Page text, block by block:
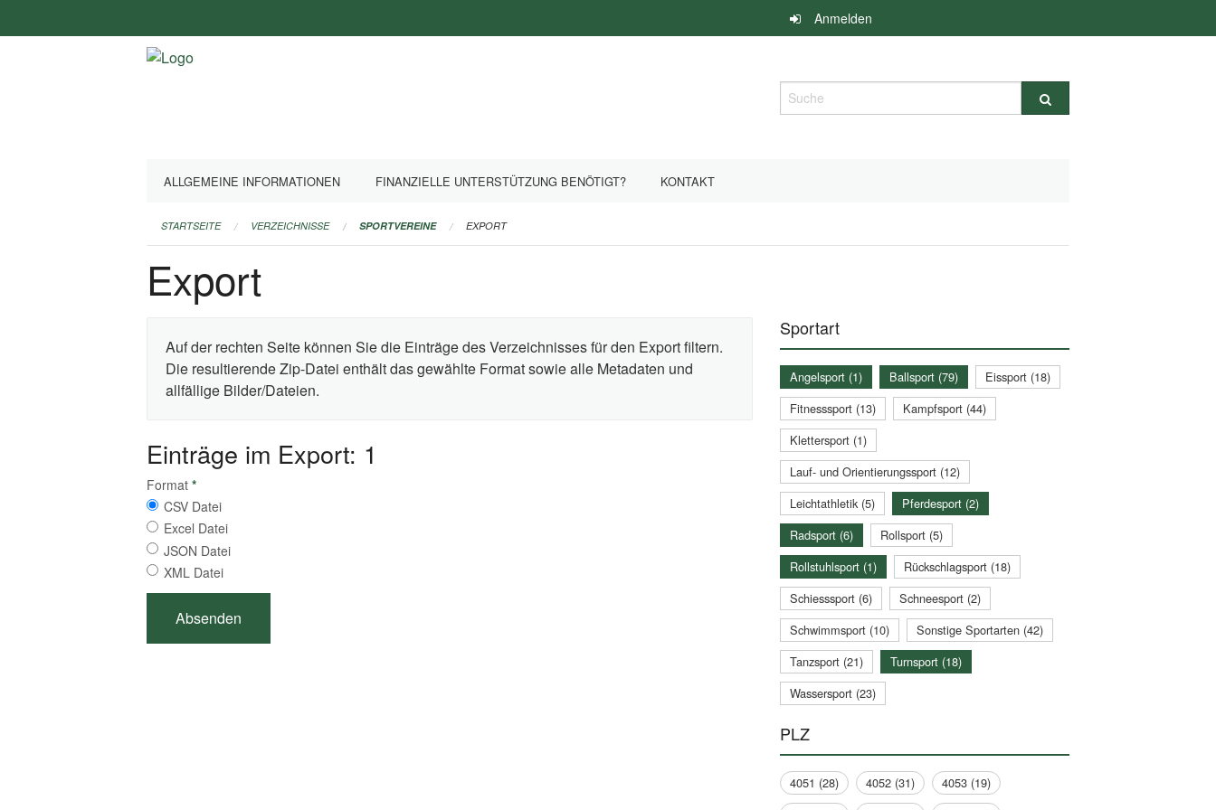
überspringen
Anmelden
Suche
ALLGEMEINE INFORMATIONEN FINANZIELLE UNTERSTÜTZUNG BENÖTIGT? KONTAKT
STARTSEITE VERZEICHNISSE SPORTVEREINE EXPORT
Export
Auf der rechten Seite können Sie die Einträge des Verzeichnisses für den Export filtern.
Die resultierende Zip-Datei enthält das gewählte Format sowie alle Metadaten und
allfällige Bilder/Dateien.
Einträge im Export: 1
Format *
CSV Datei
Excel Datei
JSON Datei
XML Datei
Sportart
Angelsport (1) Ballsport (79)
Eissport (18)
Fitnesssport (13)
Kampfsport (44)
Klettersport (1)
Lauf- und Orientierungssport (12)
Leichtathletik (5)
Pferdesport (2)
Radsport (6)
Rollsport (5)
Rollstuhlsport (1)
Rückschlagsport (18)
Schiesssport (6)
Schneesport (2)
Schwimmsport (10)
Sonstige Sportarten (42)
Tanzsport (21)
Turnsport (18)
Wassersport (23)
PLZ
4051 (28) 4052 (31)
4053 (19)